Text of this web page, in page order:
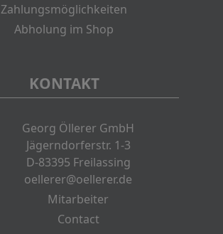
Zahlungsmöglichkeiten
Abholung im Shop
KONTAKT
Georg Öllerer GmbH
Jägerndorferstr. 1-3
D-83395 Freilassing
oellerer@oellerer.de
Mitarbeiter
Contact